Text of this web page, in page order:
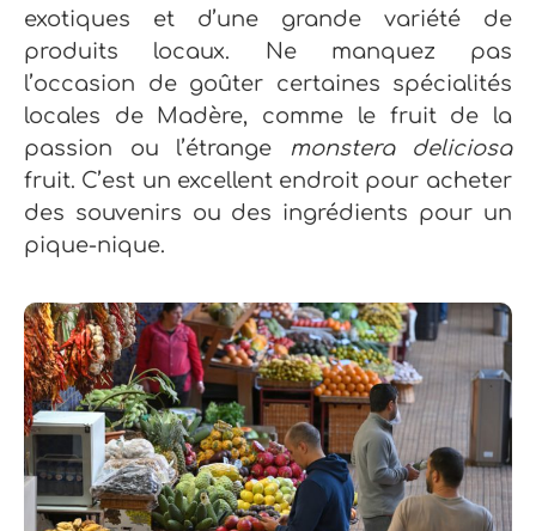
exotiques et d’une grande variété de
produits locaux.
Ne manquez pas
l’occasion de goûter certaines spécialités
locales de Madère, comme le fruit de la
passion ou l’étrange
monstera deliciosa
fruit. C’est un excellent endroit pour acheter
des souvenirs ou des ingrédients pour un
pique-nique.